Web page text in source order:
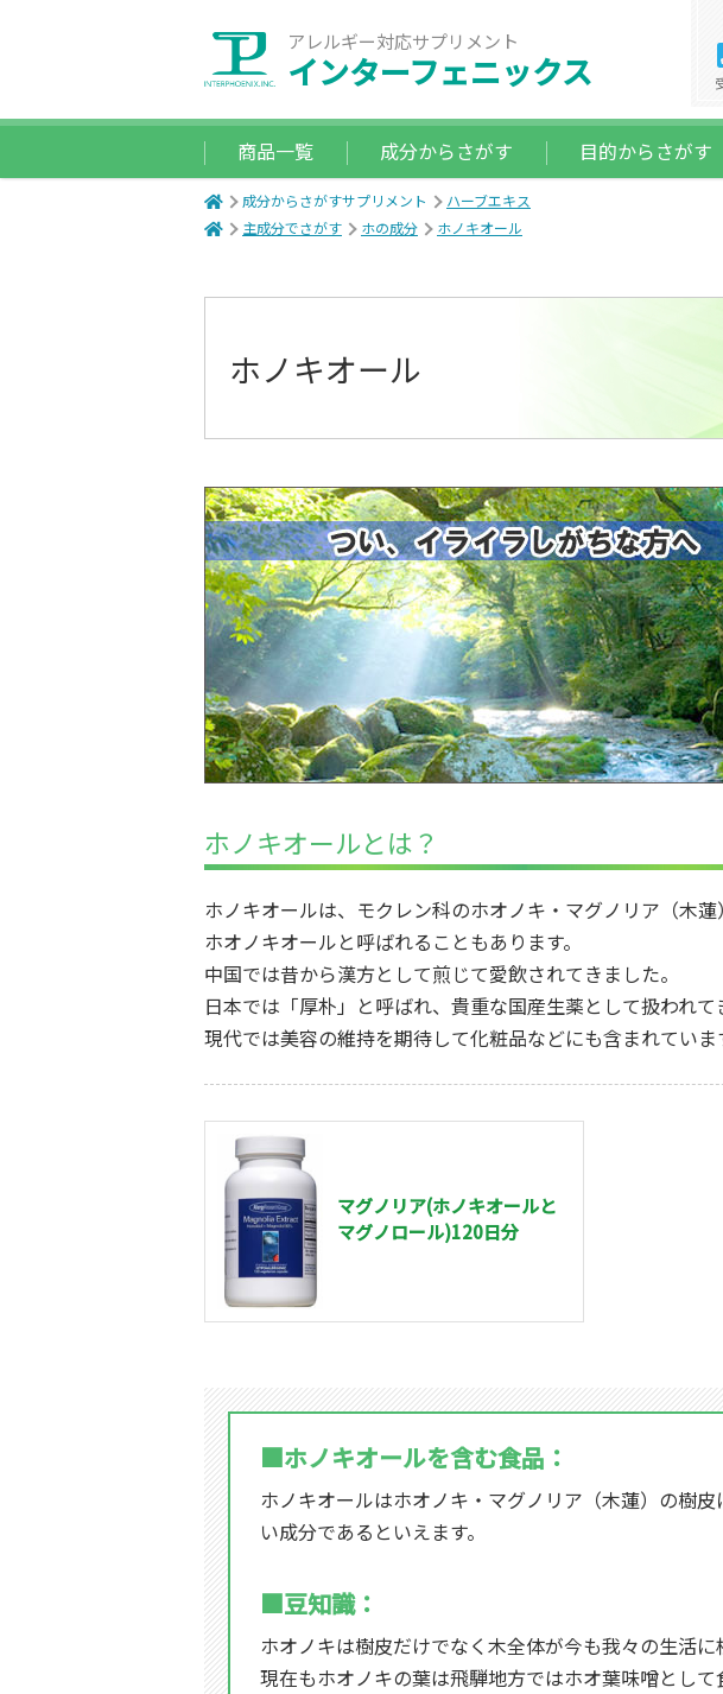
アレルギー対応サプリメント
インターフェニックス
商品一覧 成分からさがす 目的からさがす
成分からさがすサプリメント
ハーブエキス
主成分でさがす
ホの成分 ホノキオール
ホノキオール
ホノキオールとは？
ホノキオールは、モクレン科のホオノキ・マグノリア（木蓮
ホオノキオールと呼ばれることもあります。
中国では昔から漢方として煎じて愛飲されてきました。
日本では「厚朴」と呼ばれ、貴重な国産生薬として扱われて
現代では美容の維持を期待して化粧品などにも含まれていま
マグノリア(ホノキオールと
マグノロール)120日分
■ホノキオールを含む食品：
ホノキオールはホオノキ・マグノリア（木蓮）の樹
い成分であるといえます。
■豆知識：
ホオノキは樹皮だけでなく木全体が今も我々の生活に
現在もホオノキの葉は飛騨地方ではホオ葉味噌とし